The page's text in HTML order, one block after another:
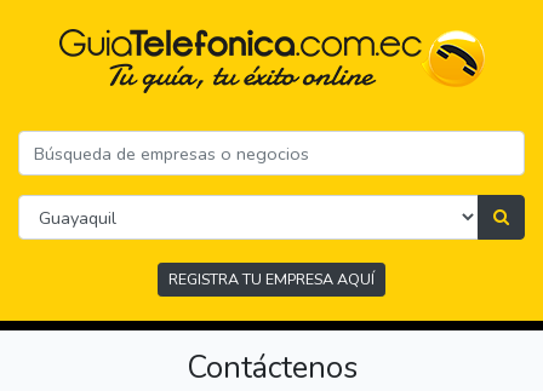
REGISTRA TU EMPRESA AQUÍ
Contáctenos